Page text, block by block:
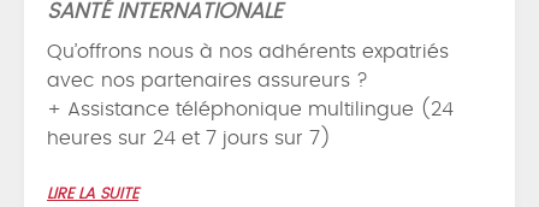
SANTÉ INTERNATIONALE
Qu’offrons nous à nos adhérents expatriés
avec nos partenaires assureurs ?
+ Assistance téléphonique multilingue (24
heures sur 24 et 7 jours sur 7)
LIRE LA SUITE